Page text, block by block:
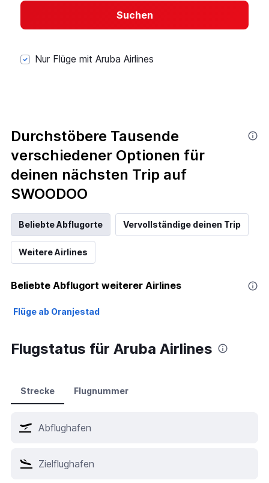
Suchen
Nur Flüge mit Aruba Airlines
Durchstöbere Tausende
verschiedener Optionen für
deinen nächsten Trip auf
SWOODOO
Beliebte Abflugorte Vervollständige deinen Trip
Weitere Airlines
Beliebte Abflugort weiterer Airlines
Flüge ab Oranjestad
Flugstatus für Aruba Airlines
Strecke Flugnummer